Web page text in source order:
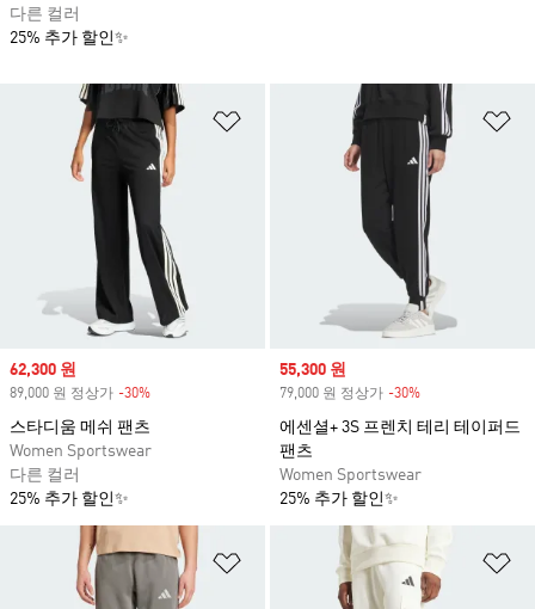
위시리스트 담기
Sale price
62,300 원
89,000 원 정상가 -30%
스타디움 메쉬 팬츠
Women Sportswear
다른 컬러
25% 추가 할인✨
Sale price
55,300 원
79,000 원 정상가 -30%
에센셜+ 3S 프렌치 테리 테이퍼드
팬츠
Women Sportswear
25% 추가 할인✨
위시리스트 담기
다른 컬러
25% 추가 할인✨